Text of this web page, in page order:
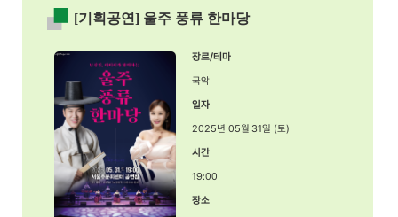
[기획공연] 울주 풍류 한마당
장르/테마
국악
일자
2025년 05월 31일 (토)
시간
19:00
장소